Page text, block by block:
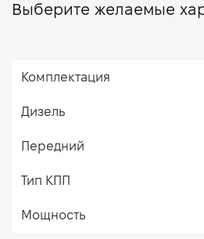
Выберите желаемые